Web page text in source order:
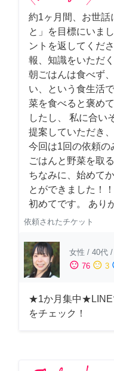
約1ヶ月間、お世話
と」を目標にいま
ントを返してくだ
報、知識をいただ
朝ごはんは食べず
い、という食生活
菜を食べると褒め
したし、 私に合い
提案していただき
今回は1回の依頼の
ごはんと野菜を取
ちなみに、始めて
とができました！
初めてです。 あり
依頼されたチケット
女性 / 40代 /
sentiment_satisfied 76 sentiment_neutral 3
★1か月集中★LINE
をチェック！